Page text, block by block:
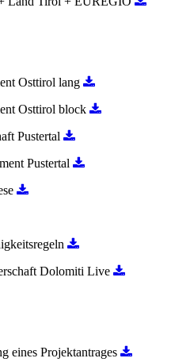
Osttirol lang
Osttirol block
Pustertal
Pustertal
Dolomiti Live
eines Projektantrages